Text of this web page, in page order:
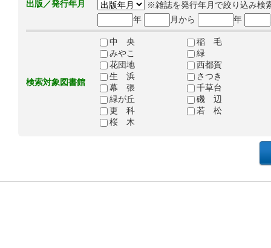
出版／発行年月
※雑誌を発行年月で絞り込み検
年
月から 年
検索対象図書館
中 央
稲 毛
みやこ
緑
花団地
西都賀
生 浜
さつき
幕 張
千草台
緑が丘
磯 辺
更 科
若 松
桜 木